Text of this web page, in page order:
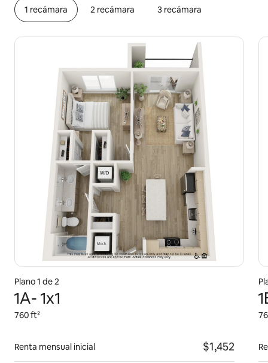
1 recámara 2 recámara 3 recámara
Plano 1 de 2
1A- 1x1
760 ft²
Renta mensual inicial $1,452